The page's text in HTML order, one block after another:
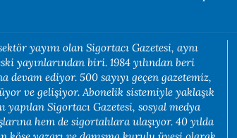
yayını olan Sigortacı Gazetesi, aynı
yayınlarından biri. 1984 yılından beri
devam ediyor. 500 sayıyı geçen gazetemiz,
ve gelişiyor. Abonelik sistemiyle yaklaşık
yapılan Sigortacı Gazetesi, sosyal medya
hem de sigortalılara ulaşıyor. 40 yılda